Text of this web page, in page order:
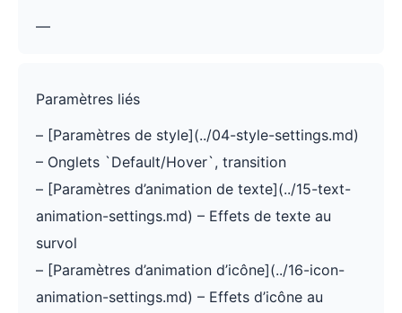
—
Paramètres liés
– [Paramètres de style](../04-style-settings.md)
– Onglets `Default/Hover`, transition
– [Paramètres d’animation de texte](../15-text-
animation-settings.md) – Effets de texte au
survol
– [Paramètres d’animation d’icône](../16-icon-
animation-settings.md) – Effets d’icône au